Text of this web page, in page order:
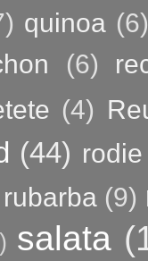
quinoa
(6)
(4)
(44) rodie
rubarba (9)
salata